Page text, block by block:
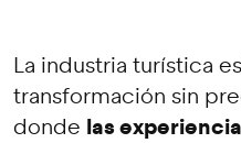
La industria turística
transformación sin
donde las